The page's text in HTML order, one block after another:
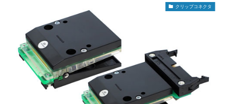
クリップコネクタ